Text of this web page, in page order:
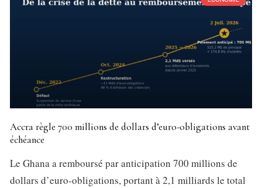
Accra règle 700 millions de dollars d’euro-obligations avant
échéance
Le Ghana a remboursé par anticipation 700 millions de
dollars d’euro-obligations, portant à 2,1 milliards le total